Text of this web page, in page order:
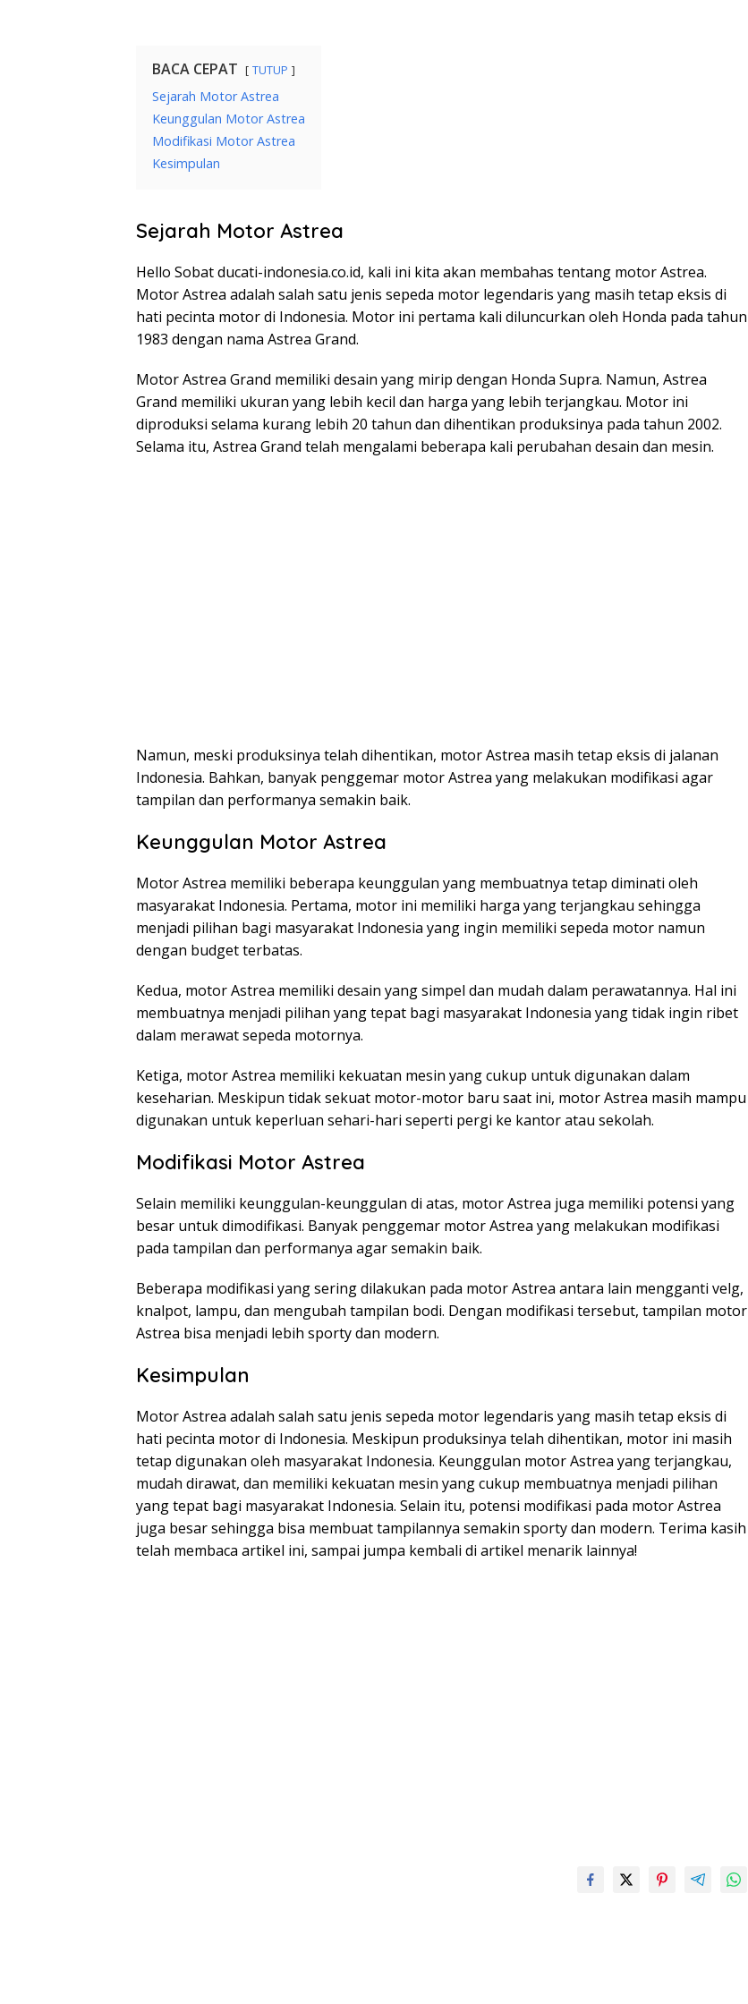
BACA CEPAT TUTUP
Sejarah Motor Astrea
Keunggulan Motor Astrea
Modifikasi Motor Astrea
Kesimpulan
Sejarah Motor Astrea
Hello Sobat ducati-indonesia.co.id, kali ini kita akan membahas tentang motor Astrea.
Motor Astrea adalah salah satu jenis sepeda motor legendaris yang masih tetap eksis di
hati pecinta motor di Indonesia. Motor ini pertama kali diluncurkan oleh Honda pada tahun
1983 dengan nama Astrea Grand.
Motor Astrea Grand memiliki desain yang mirip dengan Honda Supra. Namun, Astrea
Grand memiliki ukuran yang lebih kecil dan harga yang lebih terjangkau. Motor ini
diproduksi selama kurang lebih 20 tahun dan dihentikan produksinya pada tahun 2002.
Selama itu, Astrea Grand telah mengalami beberapa kali perubahan desain dan mesin.
Namun, meski produksinya telah dihentikan, motor Astrea masih tetap eksis di jalanan
Indonesia. Bahkan, banyak penggemar motor Astrea yang melakukan modifikasi agar
tampilan dan performanya semakin baik.
Keunggulan Motor Astrea
Motor Astrea memiliki beberapa keunggulan yang membuatnya tetap diminati oleh
masyarakat Indonesia. Pertama, motor ini memiliki harga yang terjangkau sehingga
menjadi pilihan bagi masyarakat Indonesia yang ingin memiliki sepeda motor namun
dengan budget terbatas.
Kedua, motor Astrea memiliki desain yang simpel dan mudah dalam perawatannya. Hal ini
membuatnya menjadi pilihan yang tepat bagi masyarakat Indonesia yang tidak ingin ribet
dalam merawat sepeda motornya.
Ketiga, motor Astrea memiliki kekuatan mesin yang cukup untuk digunakan dalam
keseharian. Meskipun tidak sekuat motor-motor baru saat ini, motor Astrea masih mampu
digunakan untuk keperluan sehari-hari seperti pergi ke kantor atau sekolah.
Modifikasi Motor Astrea
Selain memiliki keunggulan-keunggulan di atas, motor Astrea juga memiliki potensi yang
besar untuk dimodifikasi. Banyak penggemar motor Astrea yang melakukan modifikasi
pada tampilan dan performanya agar semakin baik.
Beberapa modifikasi yang sering dilakukan pada motor Astrea antara lain mengganti velg,
knalpot, lampu, dan mengubah tampilan bodi. Dengan modifikasi tersebut, tampilan motor
Astrea bisa menjadi lebih sporty dan modern.
Kesimpulan
Motor Astrea adalah salah satu jenis sepeda motor legendaris yang masih tetap eksis di
hati pecinta motor di Indonesia. Meskipun produksinya telah dihentikan, motor ini masih
tetap digunakan oleh masyarakat Indonesia. Keunggulan motor Astrea yang terjangkau,
mudah dirawat, dan memiliki kekuatan mesin yang cukup membuatnya menjadi pilihan
yang tepat bagi masyarakat Indonesia. Selain itu, potensi modifikasi pada motor Astrea
juga besar sehingga bisa membuat tampilannya semakin sporty dan modern. Terima kasih
telah membaca artikel ini, sampai jumpa kembali di artikel menarik lainnya!